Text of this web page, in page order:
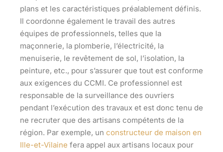
plans et les caractéristiques préalablement définis.
Il coordonne également le travail des autres
équipes de professionnels, telles que la
maçonnerie, la plomberie, l’électricité, la
menuiserie, le revêtement de sol, l’isolation, la
peinture, etc., pour s’assurer que tout est conforme
aux exigences du CCMI. Ce professionnel est
responsable de la surveillance des ouvriers
pendant l’exécution des travaux et est donc tenu de
ne recruter que des artisans compétents de la
région. Par exemple, un constructeur de maison en
Ille-et-Vilaine fera appel aux artisans locaux pour